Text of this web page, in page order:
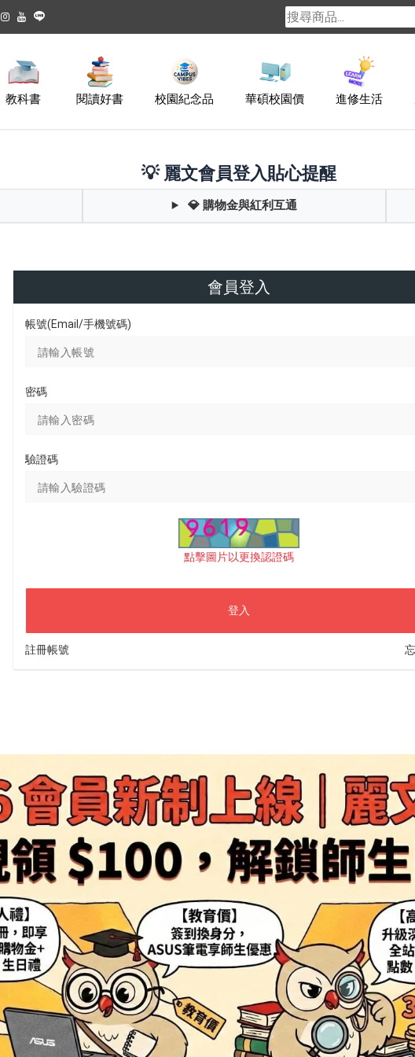
教科書 閱讀好書 校園紀念品 華碩校園價 進修生活
💡 麗文會員登入貼心提醒
💎 購物金與紅利互通
會員登入
帳號(Email/手機號碼)
密碼
驗證碼
點擊圖片以更換認證碼
登入
註冊帳號